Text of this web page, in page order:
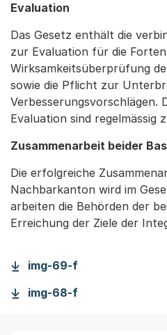
Evaluation
Das Gesetz enthält die
zur Evaluation für die
Wirksamkeitsüberprüfung
sowie die Pflicht zur
Verbesserungsvorschlägen.
Evaluation sind regelmässig
Zusammenarbeit beider
Die erfolgreiche
Nachbarkanton wird im
arbeiten die Behörden der
Erreichung der Ziele der
img-69-f
img-68-f